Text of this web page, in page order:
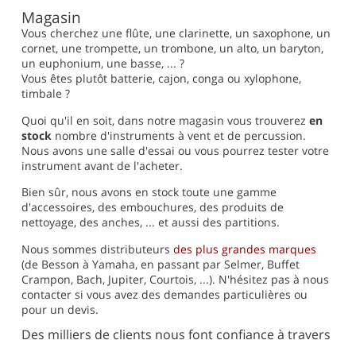
Magasin
Vous cherchez une flûte, une clarinette, un saxophone, un
cornet, une trompette, un trombone, un alto, un baryton,
un euphonium, une basse, ... ?
Vous êtes plutôt batterie, cajon, conga ou xylophone,
timbale ?
Quoi qu'il en soit, dans notre magasin vous trouverez en
stock nombre d'instruments à vent et de percussion.
Nous avons une salle d'essai ou vous pourrez tester votre
instrument avant de l'acheter.
Bien sûr, nous avons en stock toute une gamme
d'accessoires, des embouchures, des produits de
nettoyage, des anches, ... et aussi des partitions.
Nous sommes distributeurs des plus grandes marques
(de Besson à Yamaha, en passant par Selmer, Buffet
Crampon, Bach, Jupiter, Courtois, ...). N'hésitez pas à nous
contacter si vous avez des demandes particulières ou
pour un devis.
Des milliers de clients nous font confiance à travers